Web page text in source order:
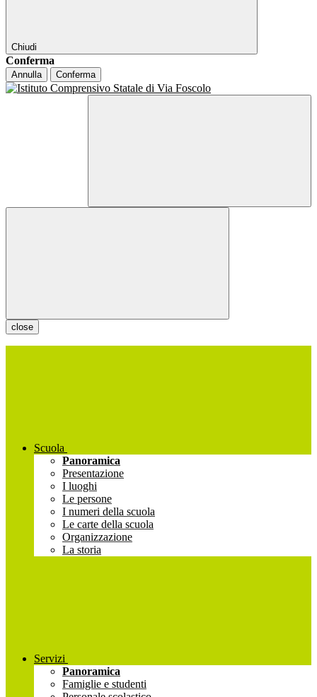
Chiudi
Conferma
Annulla Conferma
close
Scuola
Panoramica
Presentazione
I luoghi
Le persone
I numeri della scuola
Le carte della scuola
Organizzazione
La storia
Servizi
Panoramica
Famiglie e studenti